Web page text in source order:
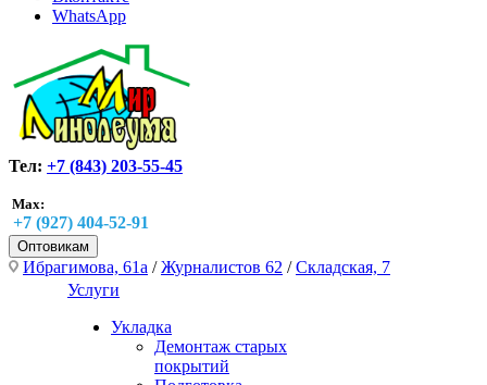
WhatsApp
Тел: +7 (843) 203-55-45
Max:
+7 (927) 404-52-91
Оптовикам
Ибрагимова, 61а /Журналистов 62 /Складская, 7
Услуги
Укладка
Демонтаж старых
покрытий